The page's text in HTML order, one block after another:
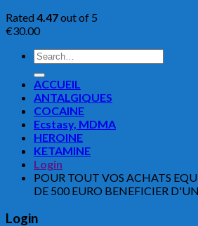
Rated4.47out of 5
€30.00
Search
for:
ACCUEIL
ANTALGIQUES
COCAINE
Ecstasy, MDMA
HEROINE
KETAMINE
Login
POUR TOUT VOS ACHATS
DE 500 EURO BENEFICIER
Login